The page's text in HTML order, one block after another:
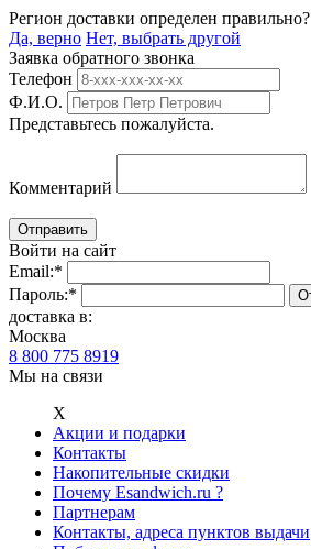
Регион доставки определен правильно?
Да, верно Нет, выбрать другой
Заявка обратного звонка
Телефон
Ф.И.О.
Представьтесь пожалуйста.
Комментарий
Войти на сайт
Email:*
Пароль:*
доставка в:
Москва
8 800 775 8919
Мы на связи
Х
Акции и подарки
Контакты
Накопительные скидки
Почему Esandwich.ru ?
Партнерам
Контакты, адреса пунктов выдачи